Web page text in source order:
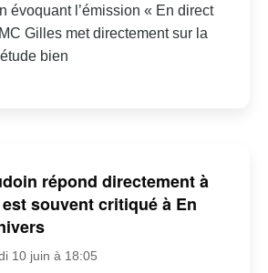
évoquant l’émission « En direct
Gilles met directement sur la
bien
répond directement à
souvent critiqué à En
10 juin à 18:05